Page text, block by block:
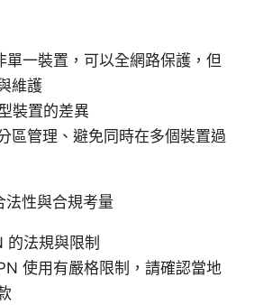
單一裝置，可以全網路保護，但
維護
裝置的差異
區管理、避免同時在多個裝置過
法性與合規考量
的法規與限制
使用有嚴格限制，請確認當地